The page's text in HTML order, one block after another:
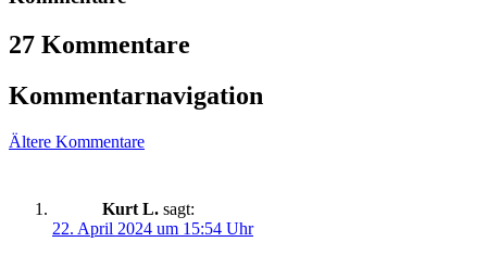
27 Kommentare
Kommentarnavigation
Ältere Kommentare
Kurt L. sagt:
22. April 2024 um 15:54 Uhr